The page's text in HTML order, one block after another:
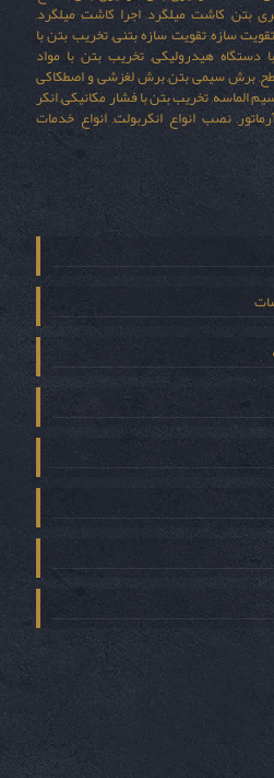
بتن, کاشت میلگرد, اجرا کاشت میلگرد,
سازه, تقویت سازه بتنی, تخریب بتن با
دستگاه هیدرولیکی, تخریب بتن با مواد
برش سیمی بتن, برش لغزشی و اصطکاکی
الماسه, تخریب بتن با فشار مکانیکی, انکر
نصب انواع انکربولت, انواع خدمات